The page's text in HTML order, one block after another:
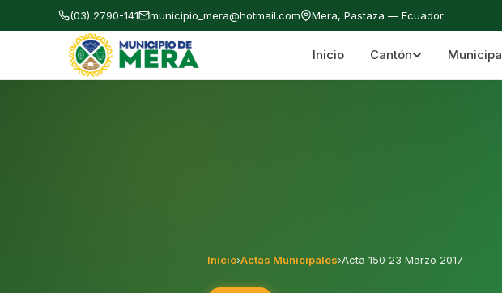
(03) 2790-141 municipio_mera@hotmail.com Mera, Pastaza — Ecuador
Gobierno Autónomo Descentralizado Municipal del Cantón Mera
Inicio Cantón
Inicio›Actas Municipales›Acta 150 23 Marzo 2017